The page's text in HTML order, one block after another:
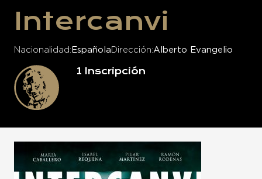
Intercanvi
Nacionalidad Española Dirección Alberto Evangelio
1 Inscripción